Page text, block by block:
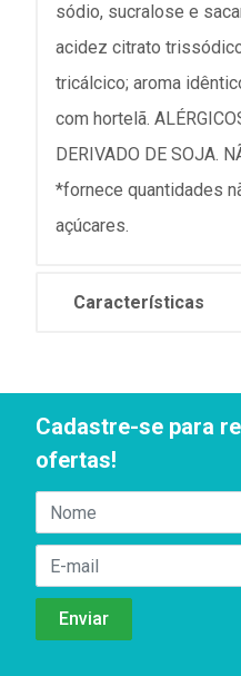
sódio, sucralose e
acidez citrato
tricálcico; aroma
com hortelã.
DERIVADO DE SOJA.
*fornece quantidades
açúcares.
Características
Cadastre-se para
ofertas!